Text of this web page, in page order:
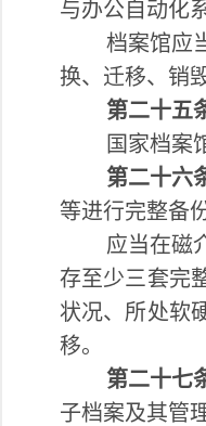
与办公自动化
档案馆应
换、迁移、销
第二十五
国家档案
第二十六
等进行完整备
应当在磁
存至少三套完
状况、所处软
移。
第二十七
子档案及其管